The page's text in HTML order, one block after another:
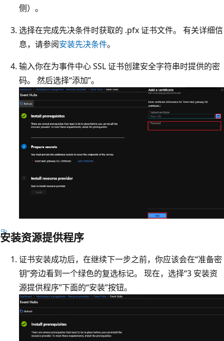
侧）。
选择在完成先决条件时获取的 .pfx 证书文件。 有关详细信
息，请参阅安装先决条件。
输入你在为事件中心 SSL 证书创建安全字符串时提供的密
码。 然后选择“添加”。
安装资源提供程序
证书安装成功后，在继续下一步之前，你应该会在“准备密
钥”旁边看到一个绿色的复选标记。 现在，选择“3 安装资
源提供程序”下面的“安装”按钮。